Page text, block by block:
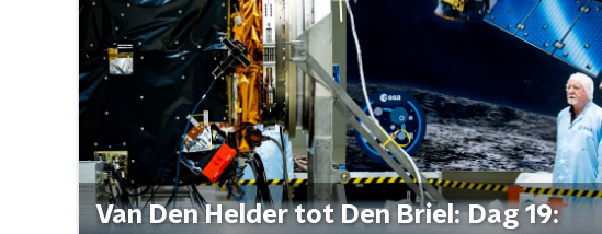
Van Den Helder tot Den Briel: Dag 19: